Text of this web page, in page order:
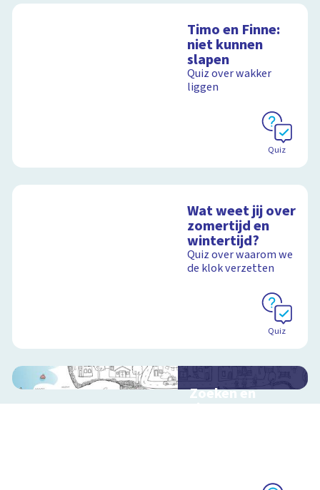
Timo en Finne:
niet kunnen
slapen
Quiz over wakker
liggen
Quiz
Wat weet jij over
zomertijd en
wintertijd?
Quiz over waarom we
de klok verzetten
Quiz
Zoeken en
zingen met